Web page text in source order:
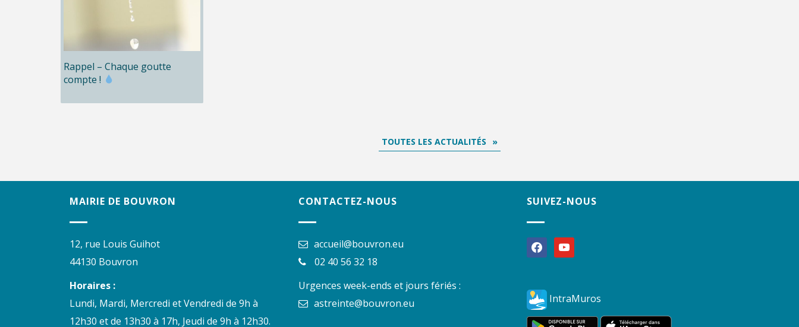
Rappel – Chaque goutte
compte !
TOUTES LES ACTUALITÉS
MAIRIE DE BOUVRON
12, rue Louis Guihot
44130 Bouvron
Horaires :
Lundi, Mardi, Mercredi et Vendredi de 9h à
12h30 et de 13h30 à 17h, Jeudi de 9h à 12h30.
CONTACTEZ-NOUS
accueil@bouvron.eu
02 40 56 32 18
Urgences week-ends et jours fériés :
astreinte@bouvron.eu
SUIVEZ-NOUS
facebookyoutube
IntraMuros